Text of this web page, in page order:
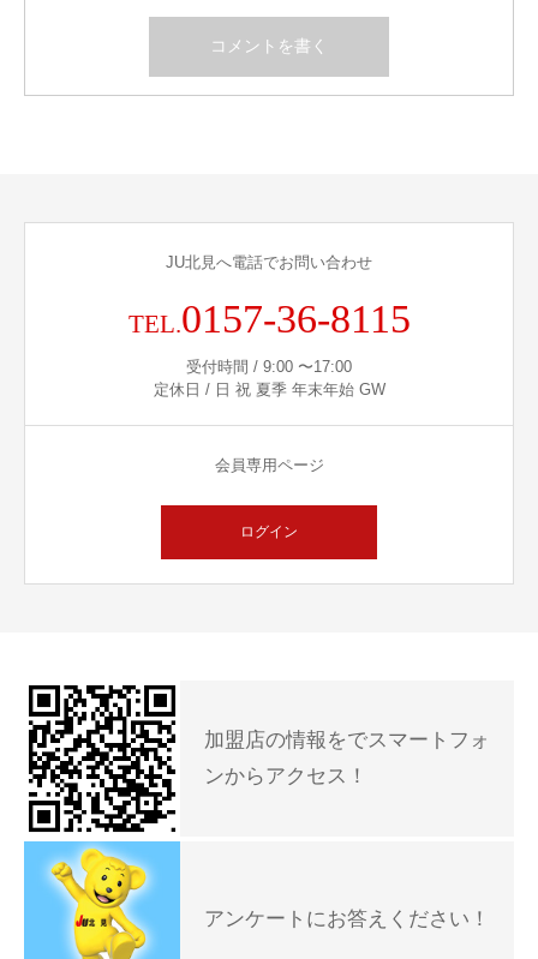
JU北見へ電話でお問い合わせ
TEL.0157-36-8115
受付時間 / 9:00 〜17:00
定休日 / 日 祝 夏季 年末年始 GW
会員専用ページ
ログイン
加盟店の情報をでスマートフォ
ンからアクセス！
アンケートにお答えください！